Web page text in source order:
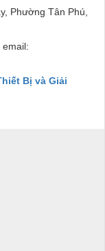
Phường Tân Phú,
Bị và Giải